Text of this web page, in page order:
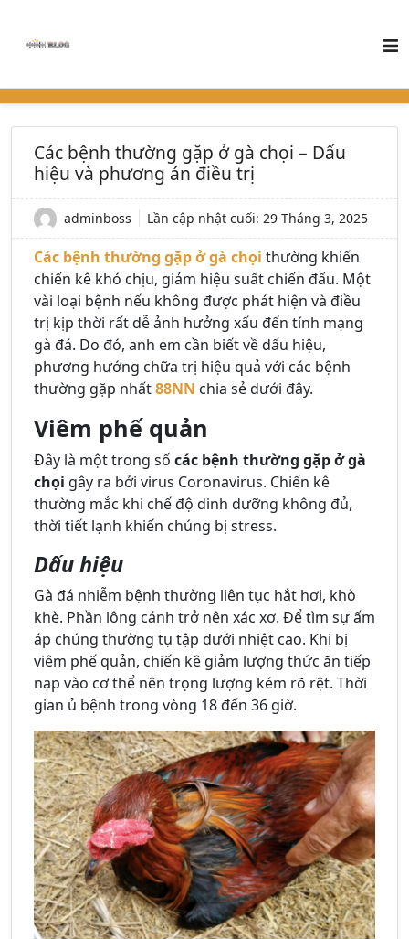
Các bệnh thường gặp ở gà chọi – Dấu
hiệu và phương án điều trị
adminboss Lần cập nhật cuối: 29 Tháng 3, 2025
Các bệnh thường gặp ở gà chọi thường khiến
chiến kê khó chịu, giảm hiệu suất chiến đấu. Một
vài loại bệnh nếu không được phát hiện và điều
trị kịp thời rất dễ ảnh hưởng xấu đến tính mạng
gà đá. Do đó, anh em cần biết về dấu hiệu,
phương hướng chữa trị hiệu quả với các bệnh
thường gặp nhất88NN chia sẻ dưới đây.
Viêm phế quản
Đây là một trong số các bệnh thường gặp ở gà
chọi gây ra bởi virus Coronavirus. Chiến kê
thường mắc khi chế độ dinh dưỡng không đủ,
thời tiết lạnh khiến chúng bị stress.
Dấu hiệu
Gà đá nhiễm bệnh thường liên tục hắt hơi, khò
khè. Phần lông cánh trở nên xác xơ. Để tìm sự ấm
áp chúng thường tụ tập dưới nhiệt cao. Khi bị
viêm phế quản, chiến kê giảm lượng thức ăn tiếp
nạp vào cơ thể nên trọng lượng kém rõ rệt. Thời
gian ủ bệnh trong vòng 18 đến 36 giờ.